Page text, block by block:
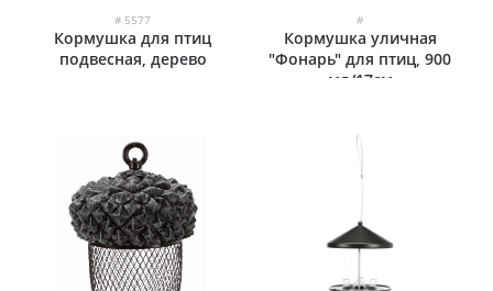
# 5577
Кормушка для птиц
подвесная, дерево
#
Кормушка уличная
"Фонарь" для птиц, 900
мл/17см